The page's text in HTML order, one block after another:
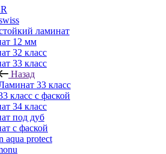
ламинат
12 мм
32 класс
33 класс
Назад
33 класс
класс с фаской
34 класс
под дуб
с фаской
aqua protect